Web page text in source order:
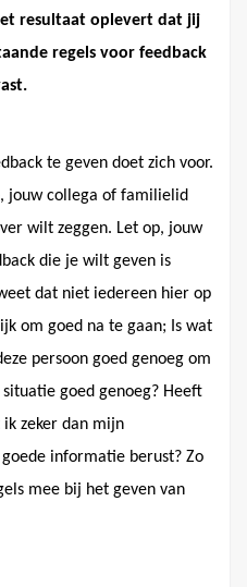
resultaat oplevert dat jij
regels voor feedback
te geven doet zich voor.
jouw collega of familielid
wilt zeggen. Let op, jouw
die je wilt geven is
dat niet iedereen hier op
om goed na te gaan; Is wat
persoon goed genoeg om
goed genoeg? Heeft
zeker dan mijn
informatie berust? Zo
mee bij het geven van